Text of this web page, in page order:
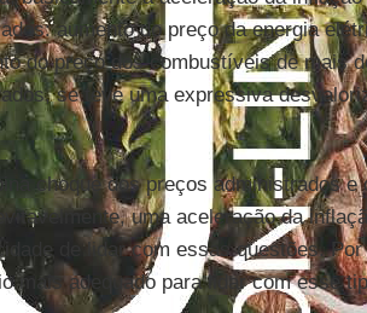
aumento do preço da energia
do preço dos combustíveis de mais
se teve uma expressiva
choque dos preços administrados
uma aceleração da
de lidar com essas questões.
mais adequado para lidar com esse